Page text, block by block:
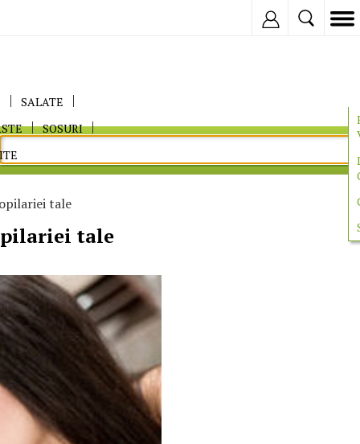
SALATE
SOSURI
tale
tale